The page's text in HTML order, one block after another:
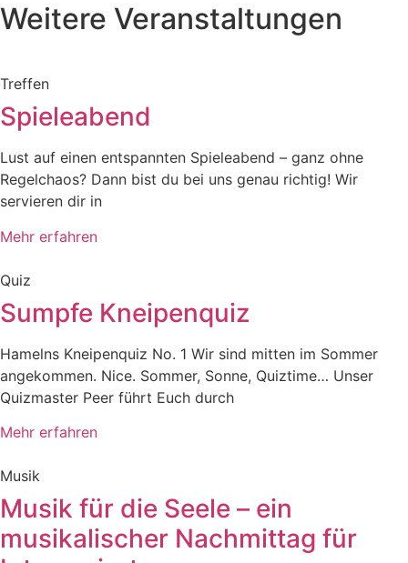
Weitere Veranstaltungen
Treffen
Spieleabend
Lust auf einen entspannten Spieleabend – ganz ohne
Regelchaos? Dann bist du bei uns genau richtig! Wir
servieren dir in
Mehr erfahren
Quiz
Sumpfe Kneipenquiz
Hamelns Kneipenquiz No. 1 Wir sind mitten im Sommer
angekommen. Nice. Sommer, Sonne, Quiztime… Unser
Quizmaster Peer führt Euch durch
Mehr erfahren
Musik
Musik für die Seele – ein
musikalischer Nachmittag für